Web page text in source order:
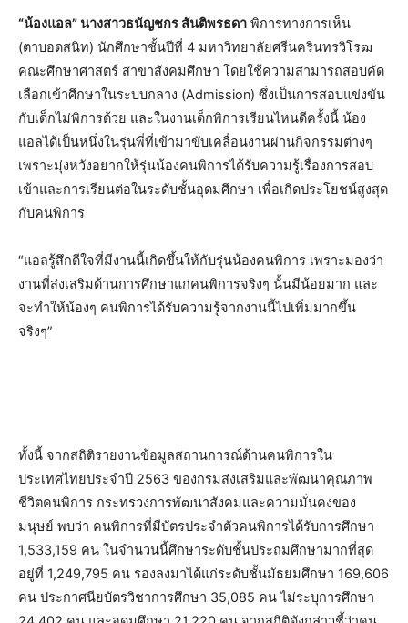
“น้องแอล” นางสาวธนัญชกร สันติพรธดา พิการทางการเห็น
(ตาบอดสนิท) นักศึกษาชั้นปีที่ 4 มหาวิทยาลัยศรีนครินทรวิโรฒ
คณะศึกษาศาสตร์ สาขาสังคมศึกษา โดยใช้ความสามารถสอบคัด
เลือกเข้าศึกษาในระบบกลาง (Admission) ซึ่งเป็นการสอบแข่งขัน
กับเด็กไม่พิการด้วย และในงานเด็กพิการเรียนไหนดีครั้งนี้ น้อง
แอลได้เป็นหนึ่งในรุ่นพี่ที่เข้ามาขับเคลื่อนงานผ่านกิจกรรมต่างๆ
เพราะมุ่งหวังอยากให้รุ่นน้องคนพิการได้รับความรู้เรื่องการสอบ
เข้าและการเรียนต่อในระดับชั้นอุดมศึกษา เพื่อเกิดประโยชน์สูงสุด
กับคนพิการ
“แอลรู้สึกดีใจที่มีงานนี้เกิดขึ้นให้กับรุ่นน้องคนพิการ เพราะมองว่า
งานที่ส่งเสริมด้านการศึกษาแก่คนพิการจริงๆ นั้นมีน้อยมาก และ
จะทำให้น้องๆ คนพิการได้รับความรู้จากงานนี้ไปเพิ่มมากขึ้น
จริงๆ”
ทั้งนี้ จากสถิติรายงานข้อมูลสถานการณ์ด้านคนพิการใน
ประเทศไทยประจำปี 2563 ของกรมส่งเสริมและพัฒนาคุณภาพ
ชีวิตคนพิการ กระทรวงการพัฒนาสังคมและความมั่นคงของ
มนุษย์ พบว่า คนพิการที่มีบัตรประจำตัวคนพิการได้รับการศึกษา
1,533,159 คน ในจำนวนนี้ศึกษาระดับชั้นประถมศึกษามากที่สุด
อยู่ที่ 1,249,795 คน รองลงมาได้แก่ระดับชั้นมัธยมศึกษา 169,606
คน ประกาศนียบัตรวิชาการศึกษา 35,085 คน ไม่ระบุการศึกษา